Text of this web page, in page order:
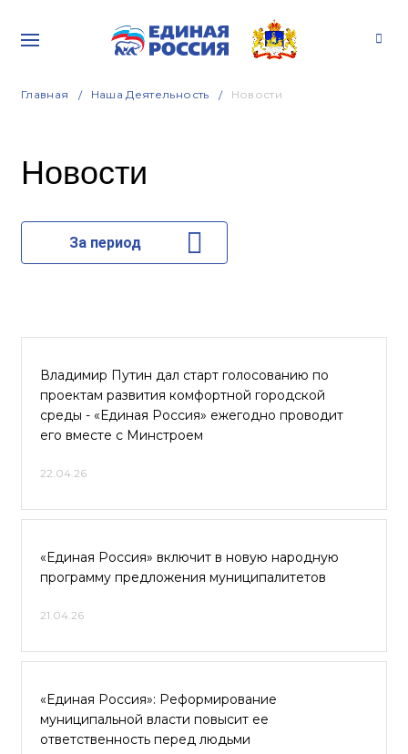
Главная Наша Деятельность Новости
Новости
За период
Владимир Путин дал старт голосованию по
проектам развития комфортной городской
среды - «Единая Россия» ежегодно проводит
его вместе с Минстроем
22.04.26
«Единая Россия» включит в новую народную
программу предложения муниципалитетов
21.04.26
«Единая Россия»: Реформирование
муниципальной власти повысит ее
ответственность перед людьми